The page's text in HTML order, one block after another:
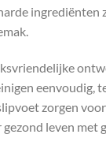
ingrediënten
eenvoudig,
zorgen
leven met